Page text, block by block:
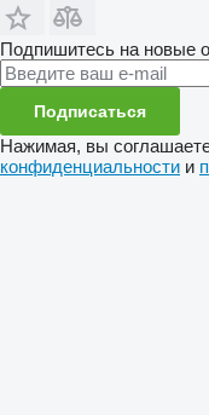
Подпишитесь на новые
Подписаться
Нажимая, вы
конфиденциальности и